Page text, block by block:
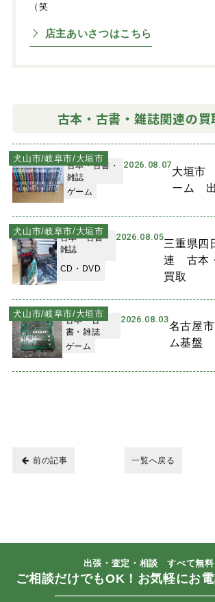
（笑
店主あいさつはこちら
古本・古書・雑誌関連の買
犬山市/岐阜市/大垣市
古本・古書・
雑誌
ゲーム
2026.08.07
大垣市
ーム 出
犬山市/岐阜市/大垣市
古本・古書・
雑誌
CD・DVD
2026.08.05
三重県
連 古本
買取
犬山市/岐阜市/大垣市
古本・古
書・雑誌
ゲーム
2026.08.03
名古屋
ム基盤
一覧へ戻る
前の記事
出張・査定・相談 すべて無料
ご相談だけでもOK！お気軽にお電